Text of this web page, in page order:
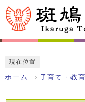
現在位置
ホーム 子育て・教育